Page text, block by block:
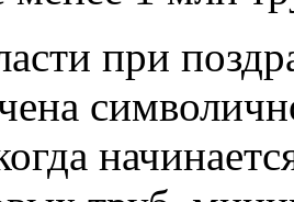
при